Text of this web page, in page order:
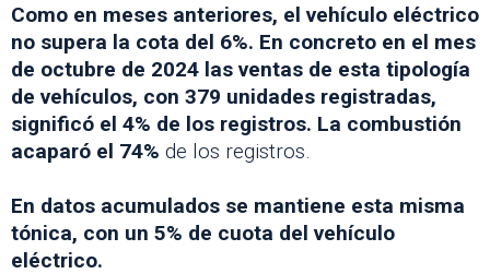
Como en meses anteriores, el vehículo eléctrico
no supera la cota del 6%. En concreto en el mes
de octubre de 2024 las ventas de esta tipología
de vehículos, con 379 unidades registradas,
significó el 4% de los registros. La combustión
acaparó el 74% de los registros.
En datos acumulados se mantiene esta misma
tónica, con un 5% de cuota del vehículo
eléctrico.